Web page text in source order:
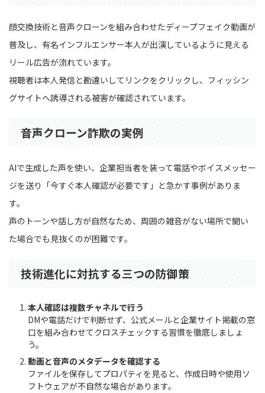
顔交換技術と音声クローンを組み合わせたディープフェイク動画が
普及し、有名インフルエンサー本人が出演しているように見える
リール広告が流れています。
視聴者は本人発信と勘違いしてリンクをクリックし、フィッシン
グサイトへ誘導される被害が確認されています。
音声クローン詐欺の実例
AIで生成した声を使い、企業担当者を装って電話やボイスメッセー
ジを送り「今すぐ本人確認が必要です」と急かす事例がありま
す。
声のトーンや話し方が自然なため、周囲の雑音がない場所で聞い
た場合でも見抜くのが困難です。
技術進化に対抗する三つの防御策
本人確認は複数チャネルで行う
DMや電話だけで判断せず、公式メールと企業サイト掲載の窓
口を組み合わせてクロスチェックする習慣を徹底しましょ
う。
動画と音声のメタデータを確認する
ファイルを保存してプロパティを見ると、作成日時や使用ソ
フトウェアが不自然な場合があります。